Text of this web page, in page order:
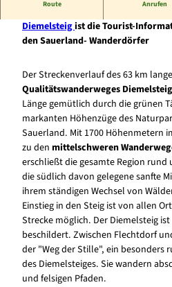
Route Anrufen
Diemelsteigist die Tourist-
den Sauerland- Wanderdörfer
Der Streckenverlauf des 63 km
Qualitätswanderweges Diemelsteig
Länge gemütlich durch die grünen
markanten Höhenzüge des
Sauerland. Mit 1700 Höhenmetern
zu den mittelschweren
erschließt die gesamte Region rund
die südlich davon gelegene sanfte
ihrem ständigen Wechsel von
Einstieg in den Steig ist von allen
Strecke möglich. Der Diemelsteig
beschildert. Zwischen Flechtdorf
der "Weg der Stille", ein besonders
des Diemelsteiges. Sie wandern
und felsigen Pfaden.